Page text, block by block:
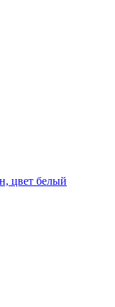
цвет белый